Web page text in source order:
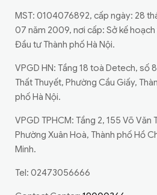
MST: 0104076892, cấp ngày: 28
07 năm 2009, nơi cấp: Sở kế hoạch
Đầu tư Thành phố Hà Nội.
VPGD HN: Tầng 18 toà Detech, số
Thất Thuyết, Phường Cầu Giấy,
phố Hà Nội.
VPGD TPHCM: Tầng 2, 155 Võ Văn
Phường Xuân Hoà, Thành phố Hồ
Minh.
Tel: 02473056666